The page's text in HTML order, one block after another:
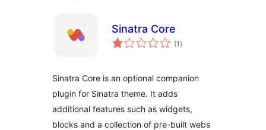
Sinatra Core
(1 общо
оценки
)
Sinatra Core is an optional companion
plugin for Sinatra theme. It adds
additional features such as widgets,
blocks and a collection of pre-built webs